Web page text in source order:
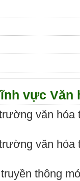
vực Văn
văn hóa
văn hóa
thông